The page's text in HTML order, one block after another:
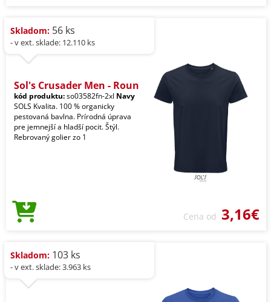
Skladom: 56 ks
- v ext. sklade: 12.110 ks
Sol's Crusader Men - Roun
kód produktu:so03582fn-2xl Navy
SOLS Kvalita. 100 % organicky
pestovaná bavlna. Prírodná úprava
pre jemnejší a hladší pocit. Štýl.
Rebrovaný golier zo 1
Cena od 3,16€
Skladom: 103 ks
- v ext. sklade: 3.963 ks